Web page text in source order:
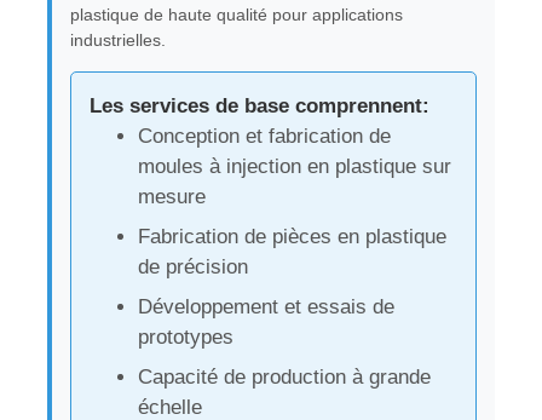
plastique de haute qualité pour applications
industrielles.
Les services de base comprennent:
Conception et fabrication de
moules à injection en plastique sur
mesure
Fabrication de pièces en plastique
de précision
Développement et essais de
prototypes
Capacité de production à grande
échelle